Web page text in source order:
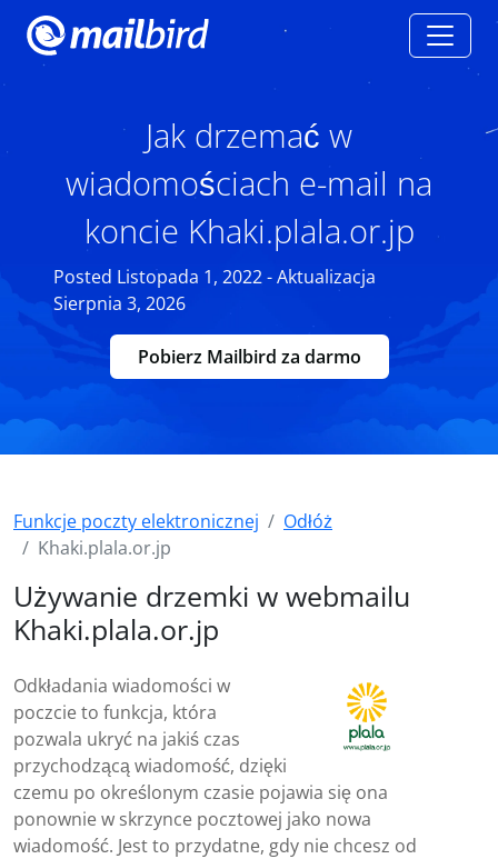
Jak drzemać w
wiadomościach e-mail na
koncie Khaki.plala.or.jp
Posted Listopada 1, 2022 - Aktualizacja
Sierpnia 3, 2026
Pobierz Mailbird za darmo
Funkcje poczty elektronicznej
Odłóż
Khaki.plala.or.jp
Używanie drzemki w webmailu
Khaki.plala.or.jp
Odkładania wiadomości w
poczcie to funkcja, która
pozwala ukryć na jakiś czas
przychodzącą wiadomość, dzięki
czemu po określonym czasie pojawia się ona
ponownie w skrzynce pocztowej jako nowa
wiadomość. Jest to przydatne, gdy nie chcesz od